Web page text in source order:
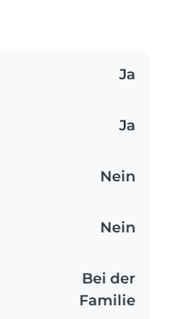
Ja
Ja
Nein
Nein
Bei der
Familie